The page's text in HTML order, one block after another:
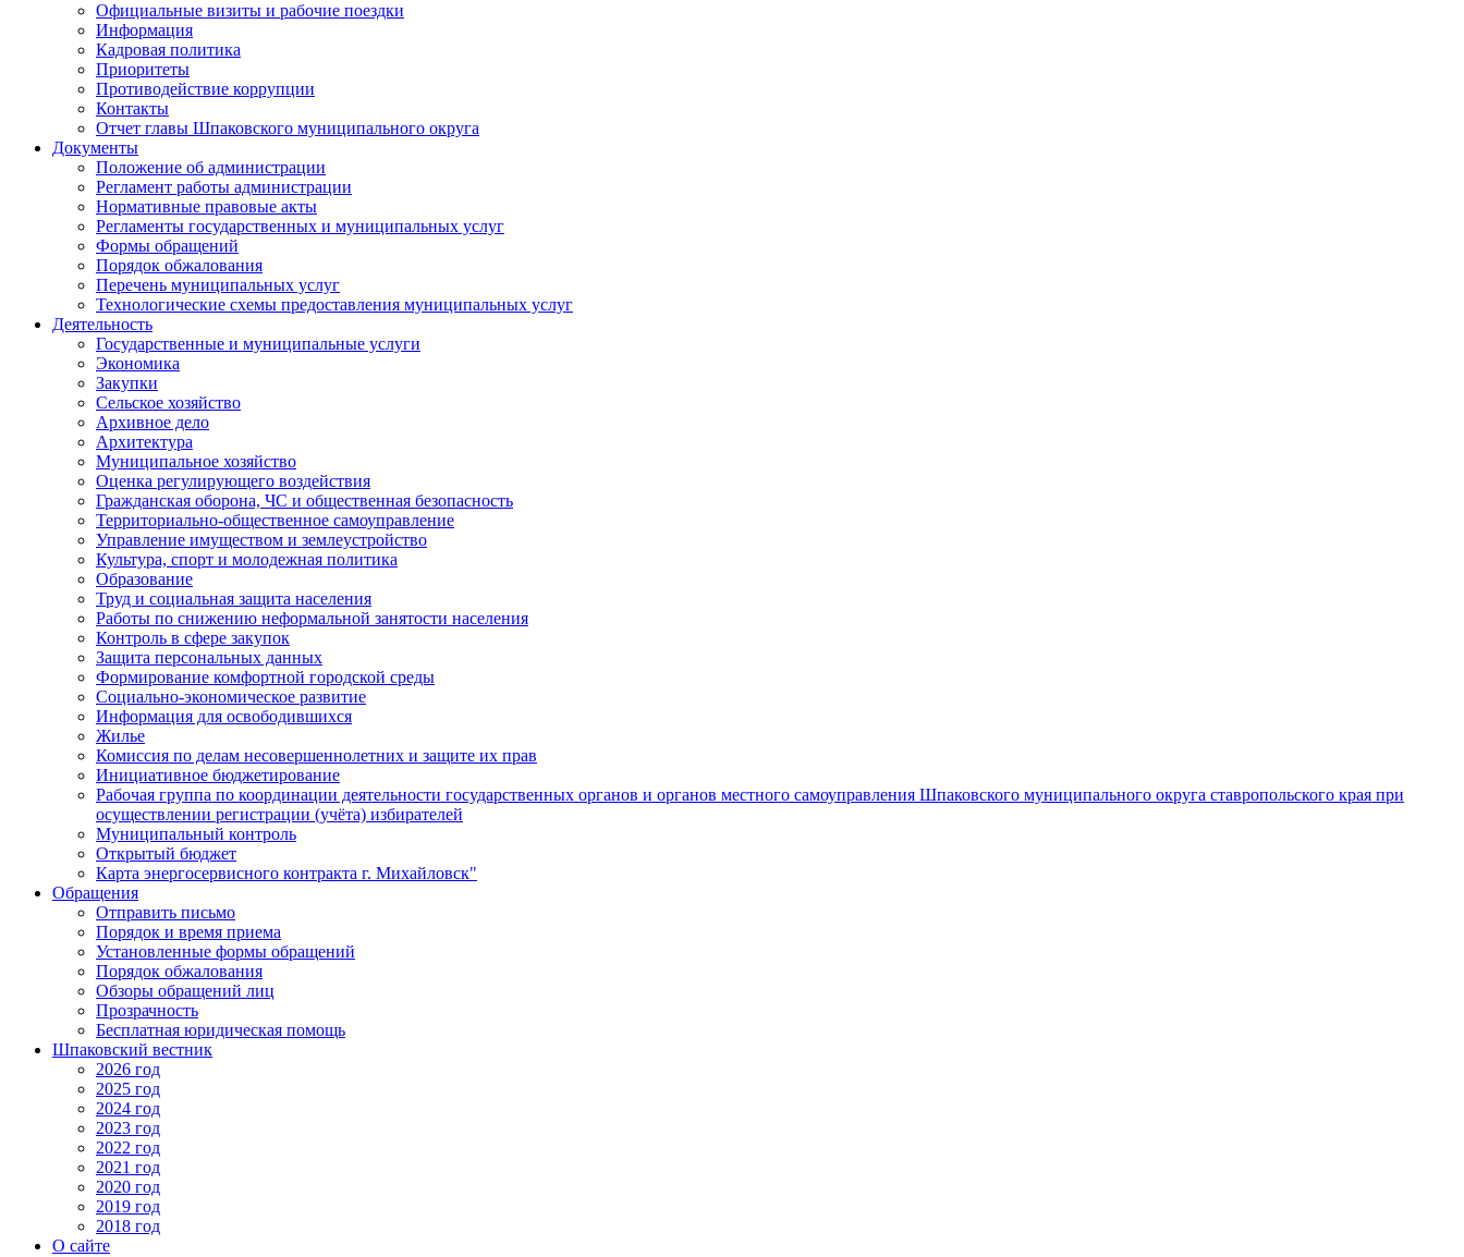
Официальные визиты и рабочие поездки
Информация
Кадровая политика
Приоритеты
Противодействие коррупции
Контакты
Отчет главы Шпаковского муниципального округа
Документы
Положение об администрации
Регламент работы администрации
Нормативные правовые акты
Регламенты государственных и муниципальных услуг
Формы обращений
Порядок обжалования
Перечень муниципальных услуг
Технологические схемы предоставления муниципальных услуг
Деятельность
Государственные и муниципальные услуги
Экономика
Закупки
Сельское хозяйство
Архивное дело
Архитектура
Муниципальное хозяйство
Оценка регулирующего воздействия
Гражданская оборона, ЧС и общественная безопасность
Территориально-общественное самоуправление
Управление имуществом и землеустройство
Культура, спорт и молодежная политика
Образование
Труд и социальная защита населения
Работы по снижению неформальной занятости населения
Контроль в сфере закупок
Защита персональных данных
Формирование комфортной городской среды
Социально-экономическое развитие
Информация для освободившихся
Жилье
Комиссия по делам несовершеннолетних и защите их прав
Инициативное бюджетирование
Рабочая группа по координации деятельности государственных органов и органов местного самоуправления Шпаковского муниципального округа ставропольского края при
осуществлении регистрации (учёта) избирателей
Муниципальный контроль
Открытый бюджет
Карта энергосервисного контракта г. Михайловск"
Обращения
Отправить письмо
Порядок и время приема
Установленные формы обращений
Порядок обжалования
Обзоры обращений лиц
Прозрачность
Бесплатная юридическая помощь
Шпаковский вестник
2026 год
2025 год
2024 год
2023 год
2022 год
2021 год
2020 год
2019 год
2018 год
О сайте